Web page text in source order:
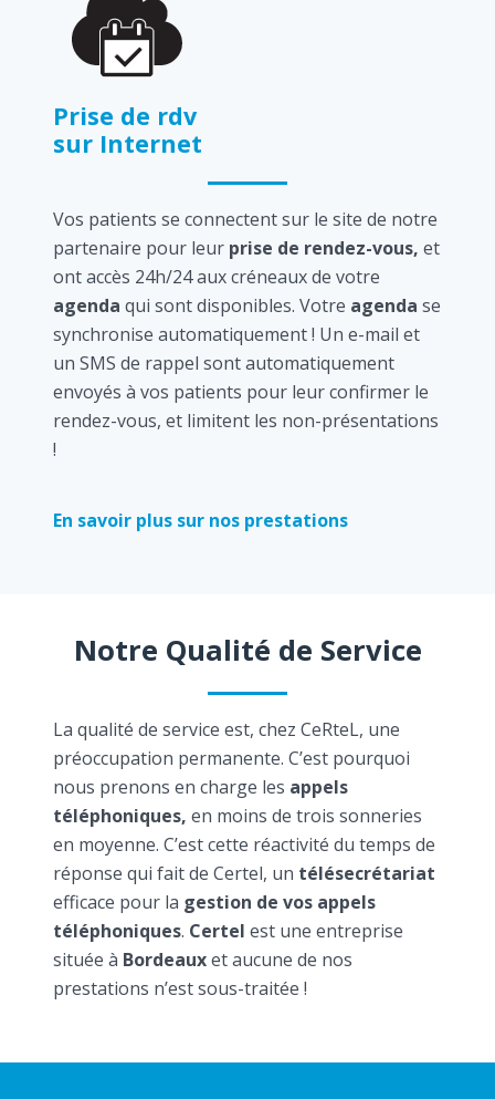
Prise de rdv
sur Internet
Vos patients se connectent sur le site de notre
partenaire pour leur prise de rendez-vous, et
ont accès 24h/24 aux créneaux de votre
agenda qui sont disponibles. Votre agenda se
synchronise automatiquement ! Un e-mail et
un SMS de rappel sont automatiquement
envoyés à vos patients pour leur confirmer le
rendez-vous, et limitent les non-présentations
!
En savoir plus sur nos prestations
Notre Qualité de Service
La qualité de service est, chez CeRteL, une
préoccupation permanente. C’est pourquoi
nous prenons en charge les appels
téléphoniques, en moins de trois sonneries
en moyenne. C’est cette réactivité du temps de
réponse qui fait de Certel, un télésecrétariat
efficace pour la gestion de vos appels
téléphoniques. Certel est une entreprise
située à Bordeauxet aucune de nos
prestations n’est sous-traitée !